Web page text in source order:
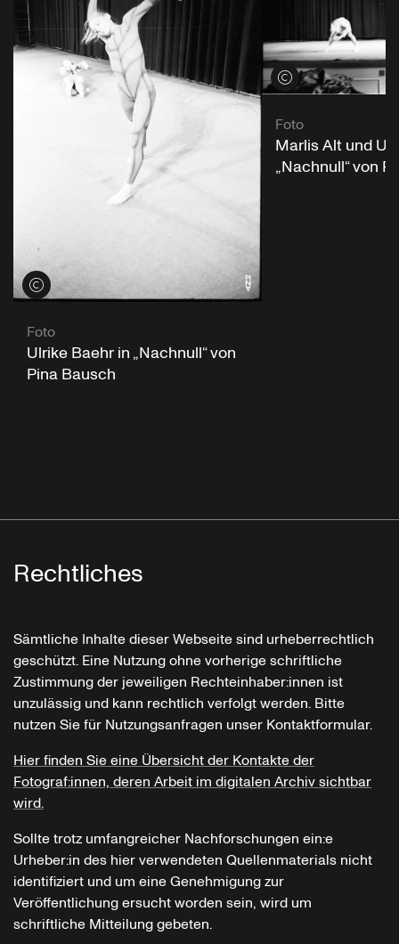
Credits öffnen
Foto
Ulrike Baehr in „Nachnull“ von
Pina Bausch
Credits öffnen
Foto
Marlis Alt und
„Nachnull“ von
Rechtliches
Sämtliche Inhalte dieser Webseite sind urheberrechtlich
geschützt. Eine Nutzung ohne vorherige schriftliche
Zustimmung der jeweiligen Rechteinhaber:innen ist
unzulässig und kann rechtlich verfolgt werden. Bitte
nutzen Sie für Nutzungsanfragen unser Kontaktformular.
Hier finden Sie eine Übersicht der Kontakte der
Fotograf:innen, deren Arbeit im digitalen Archiv sichtbar
wird.
Sollte trotz umfangreicher Nachforschungen ein:e
Urheber:in des hier verwendeten Quellenmaterials nicht
identifiziert und um eine Genehmigung zur
Veröffentlichung ersucht worden sein, wird um
schriftliche Mitteilung gebeten.